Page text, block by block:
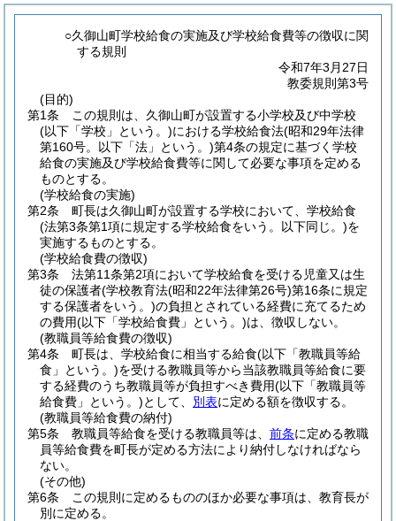
○久御山町学校給食の実施及び学校給食費等の徴収に関
する規則
令和7年3月27日
教委規則第3号
(目的)
第1条
この規則は、久御山町が設置する小学校及び中学校
(以下「学校」という。)における学校給食法(昭和29年法律
第160号。以下「法」という。)第4条の規定に基づく学校
給食の実施及び学校給食費等に関して必要な事項を定める
ものとする。
(学校給食の実施)
第2条
町長は久御山町が設置する学校において、学校給食
(法第3条第1項に規定する学校給食をいう。以下同じ。)を
実施するものとする。
(学校給食費の徴収)
第3条
法第11条第2項において学校給食を受ける児童又は生
徒の保護者(学校教育法(昭和22年法律第26号)第16条に規定
する保護者をいう。)の負担とされている経費に充てるため
の費用(以下「学校給食費」という。)は、徴収しない。
(教職員等給食費の徴収)
第4条
町長は、学校給食に相当する給食(以下「教職員等給
食」という。)を受ける教職員等から当該教職員等給食に要
する経費のうち教職員等が負担すべき費用(以下「教職員等
給食費」という。)として、 別表に定める額を徴収する。
(教職員等給食費の納付)
第5条
教職員等給食を受ける教職員等は、 前条に定める教職
員等給食費を町長が定める方法により納付しなければなら
ない。
(その他)
第6条
この規則に定めるもののほか必要な事項は、教育長が
別に定める。